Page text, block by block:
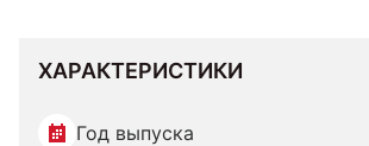
ХАРАКТЕРИСТИКИ
Год выпуска